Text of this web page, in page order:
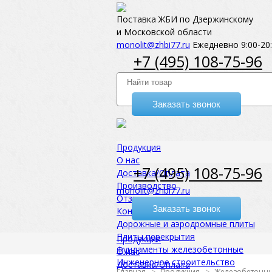
Поставка ЖБИ по Дзержинскому
и Московской области
monolit@zhbi77.ru Ежедневно 9:00-
+7 (495) 108-75-96
Заказать звонок
Продукция
О нас
Доставка/Оплата
Производство
Отзывы
Контакты
Дорожные и аэродромные плиты
Плиты перекрытия
Фундаменты железобетонные
Инженерное строительство
+7 (495) 108-75-96
monolit@zhbi77.ru
Заказать звонок
Продукция
О нас
Доставка/Оплата